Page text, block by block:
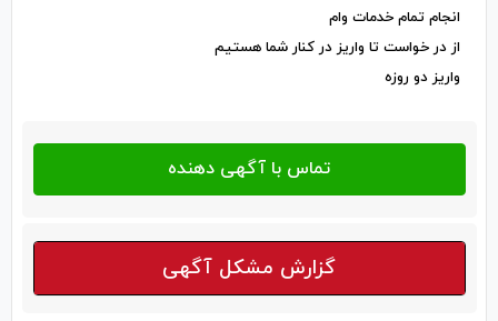
انجام تمام خدمات وام
از در خواست تا واریز در کنار شما هستیم
واریز دو روزه
گزارش مشکل آگهی